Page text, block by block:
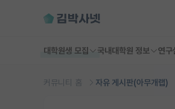
대학원생 모집 국내대학원 정보 연구
커뮤니티 홈 자유 게시판(아무개랩)